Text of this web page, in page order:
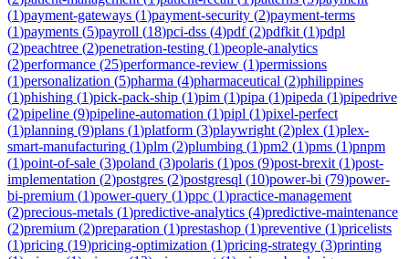
(1)payment-gateways (1)payment-security (2)payment-terms
(1)payments (5)payroll (18)pci-dss (4)pdf(2)pdfkit (1)pdpl
(2)peachtree (2)penetration-testing (1)people-analytics
(2)performance (25)performance-review (1)permissions
(1)personalization (5)pharma (4)pharmaceutical (2)philippines
(1)phishing (1)pick-pack-ship (1)pim (1)pipa (1)pipeda (1)pipedrive
(2)pipeline (9)pipeline-automation (1)pipl (1)pixel-perfect
(1)planning (9)plans (1)platform (3)playwright (2)plex (1)plex-
smart-manufacturing (1)plm (2)plumbing (1)pm2 (1)pms (1)pnpm
(1)point-of-sale (3)poland (3)polaris (1)pos (9)post-brexit (1)post-
implementation (2)postgres (2)postgresql (10)power-bi (79)power-
bi-premium (1)power-query (1)ppc (1)practice-management
(2)precious-metals (1)predictive-analytics (4)predictive-maintenance
(2)premium (2)preparation (1)prestashop (1)preventive (1)pricelists
(1)pricing (19)pricing-optimization (1)pricing-strategy (3)printing